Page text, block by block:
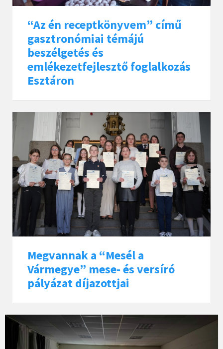
“Az én receptkönyvem” című
gasztronómiai témájú
beszélgetés és
emlékezetfejlesztő foglalkozás
Esztáron
Megvannak a “Mesél a
Vármegye” mese- és versíró
pályázat díjazottjai